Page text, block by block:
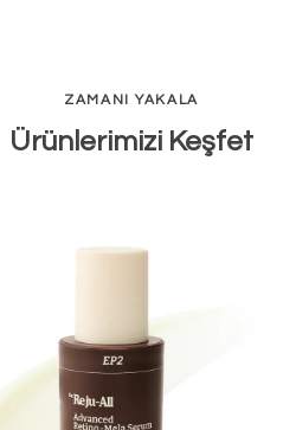
ZAMANI YAKALA
Ürünlerimizi Keşfet